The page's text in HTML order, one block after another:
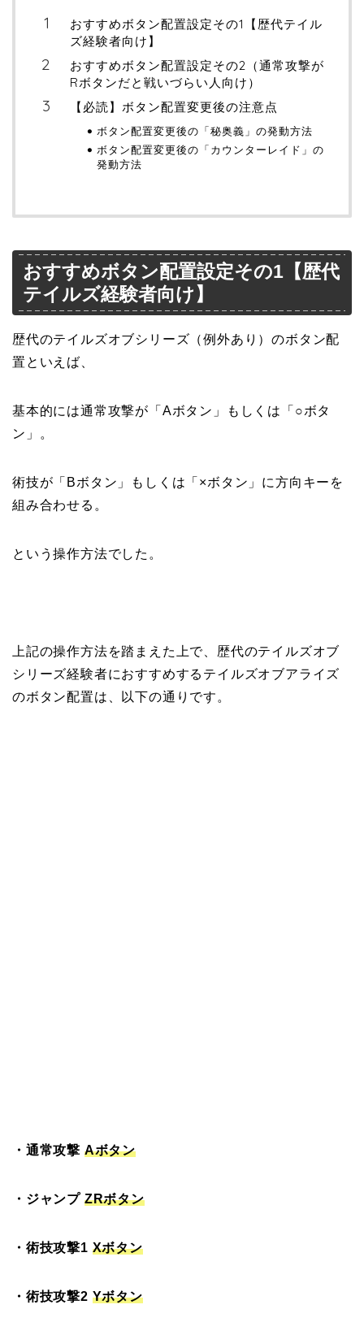
おすすめボタン配置設定その1【歴代テイル
ズ経験者向け】
おすすめボタン配置設定その2（通常攻撃が
Rボタンだと戦いづらい人向け）
【必読】ボタン配置変更後の注意点
ボタン配置変更後の「秘奥義」の発動方法
ボタン配置変更後の「カウンターレイド」の
発動方法
おすすめボタン配置設定その1【歴代
テイルズ経験者向け】
歴代のテイルズオブシリーズ（例外あり）のボタン配
置といえば、
基本的には通常攻撃が「Aボタン」もしくは「○ボタ
ン」。
術技が「Bボタン」もしくは「×ボタン」に方向キーを
組み合わせる。
という操作方法でした。
上記の操作方法を踏まえた上で、歴代のテイルズオブ
シリーズ経験者におすすめするテイルズオブアライズ
のボタン配置は、以下の通りです。
・通常攻撃 Aボタン
・ジャンプ ZRボタン
・術技攻撃1 Xボタン
・術技攻撃2 Yボタン